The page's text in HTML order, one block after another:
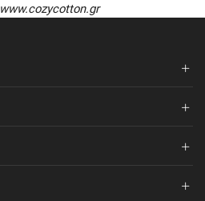
www.cozycotton.gr